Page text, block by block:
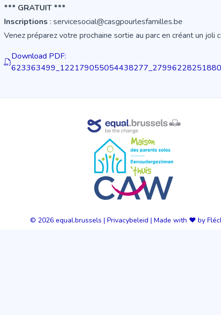
*** GRATUIT ***
Inscriptions : servicesocial@casgpourlesfamilles.be
Venez préparez votre prochaine sortie au parc en créant un joli
Download PDF:
© 2026 equal.brussels | Privacybeleid | Made with ❤️ by